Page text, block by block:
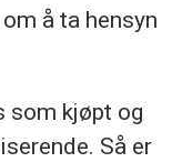
å ta hensyn
som kjøpt og
Så er